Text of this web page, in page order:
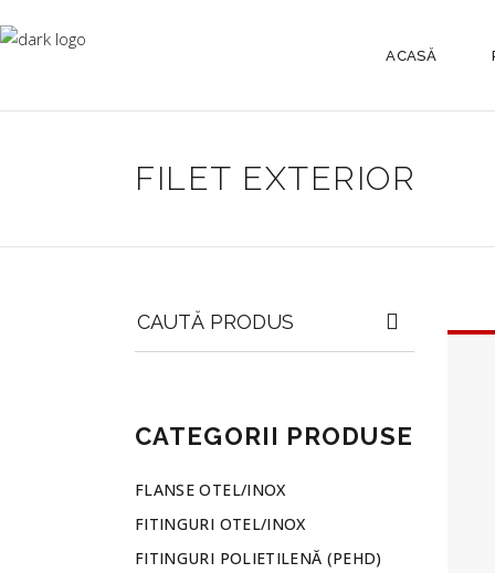
ACASĂ
FILET EXTERIOR
for:
CATEGORII PRODUSE
FLANSE OTEL/INOX
FITINGURI OTEL/INOX
FITINGURI POLIETILENĂ (PEHD)